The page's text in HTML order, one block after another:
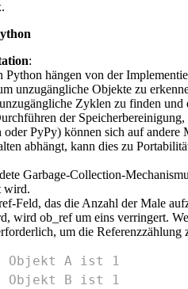
:
hängen von der
unzugängliche Objekte zu
Zyklen zu finden
der
PyPy) können sich auf
abhängt, kann dies zu
Garbage-Collection-
wird.
Feld, das die Anzahl der Male
wird ob_ref um eins verringert.
um die
Objekt A ist 1
Objekt B ist 1